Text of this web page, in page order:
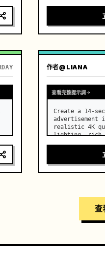
作者@LIANA
查看完整提示詞
Create a 14-
advertisement
realistic 4K
lighting, rich
查